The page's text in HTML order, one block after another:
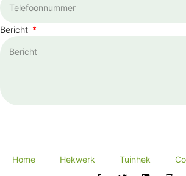
Bericht
Home Hekwerk Tuinhek